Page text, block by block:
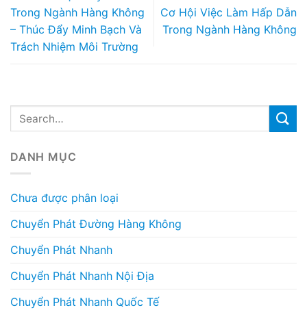
Trong Ngành Hàng Không
– Thúc Đẩy Minh Bạch Và
Trách Nhiệm Môi Trường
Cơ Hội Việc Làm Hấp Dẫn
Trong Ngành Hàng Không
DANH MỤC
Chưa được phân loại
Chuyển Phát Đường Hàng Không
Chuyển Phát Nhanh
Chuyển Phát Nhanh Nội Địa
Chuyển Phát Nhanh Quốc Tế